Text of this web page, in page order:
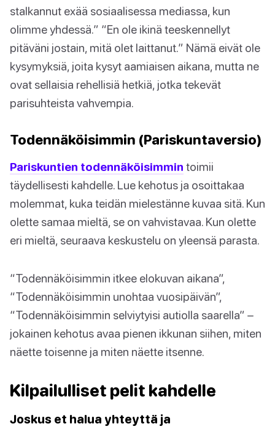
stalkannut exää sosiaalisessa mediassa, kun
olimme yhdessä.” “En ole ikinä teeskennellyt
pitäväni jostain, mitä olet laittanut.” Nämä eivät ole
kysymyksiä, joita kysyt aamiaisen aikana, mutta ne
ovat sellaisia rehellisiä hetkiä, jotka tekevät
parisuhteista vahvempia.
Todennäköisimmin (Pariskuntaversio)
Pariskuntien todennäköisimmin toimii
täydellisesti kahdelle. Lue kehotus ja osoittakaa
molemmat, kuka teidän mielestänne kuvaa sitä. Kun
olette samaa mieltä, se on vahvistavaa. Kun olette
eri mieltä, seuraava keskustelu on yleensä parasta.
“Todennäköisimmin itkee elokuvan aikana”,
“Todennäköisimmin unohtaa vuosipäivän”,
“Todennäköisimmin selviytyisi autiolla saarella” –
jokainen kehotus avaa pienen ikkunan siihen, miten
näette toisenne ja miten näette itsenne.
Kilpailulliset pelit kahdelle
Joskus et halua yhteyttä ja